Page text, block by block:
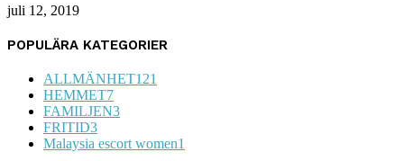
juli 12, 2019
POPULÄRA KATEGORIER
ALLMÄNHET121
HEMMET7
FAMILJEN3
FRITID3
Malaysia escort women1